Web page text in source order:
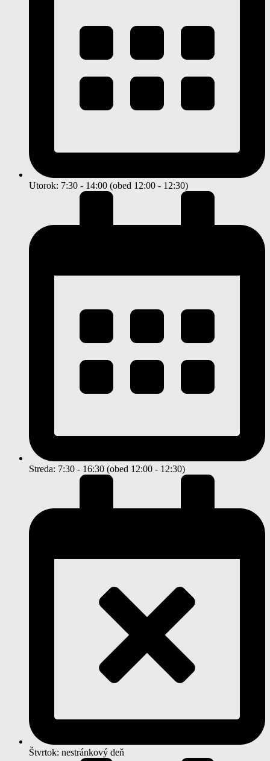
Utorok: 7:30 - 14:00 (obed 12:00 - 12:30)
Streda: 7:30 - 16:30 (obed 12:00 - 12:30)
Štvrtok: nestránkový deň